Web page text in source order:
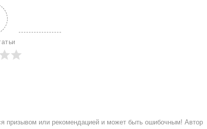
призывом или рекомендацией и может быть ошибочным! Автор